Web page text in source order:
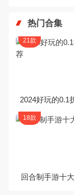
热门合集
2024好玩的0.1
21款
回合制手游十
18款